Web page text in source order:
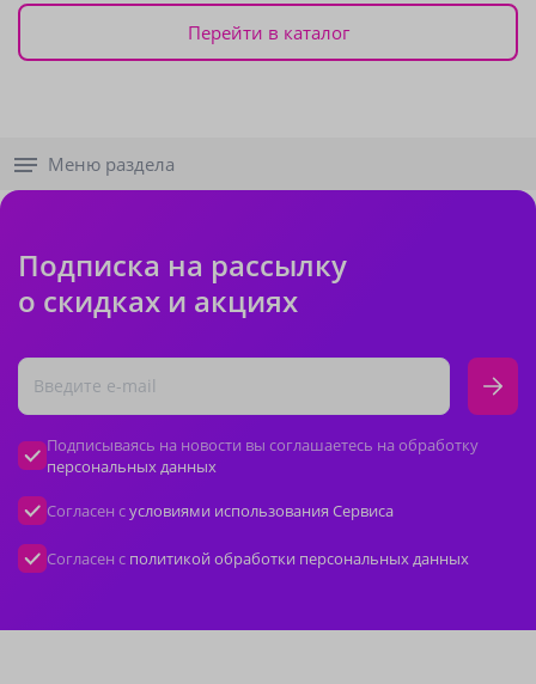
Перейти в каталог
Меню раздела
Подписка на рассылку
о скидках и акциях
Подписываясь на новости вы соглашаетесь на обработку
персональных данных
Согласен сусловиями использования Сервиса
Согласен с политикой обработки персональных данных